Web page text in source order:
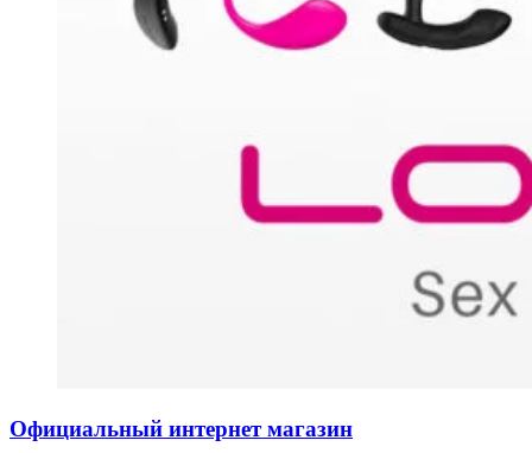
Официальный интернет магазин